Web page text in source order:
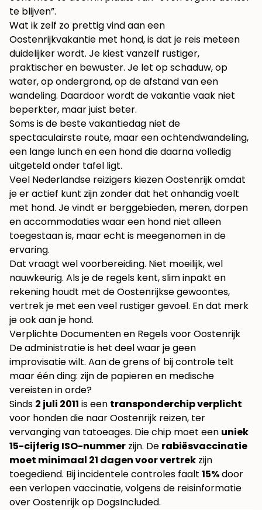
te blijven”.
Wat ik zelf zo prettig vind aan een
Oostenrijkvakantie met hond, is dat je reis meteen
duidelijker wordt. Je kiest vanzelf rustiger,
praktischer en bewuster. Je let op schaduw, op
water, op ondergrond, op de afstand van een
wandeling. Daardoor wordt de vakantie vaak niet
beperkter, maar juist beter.
Soms is de beste vakantiedag niet de
spectaculairste route, maar een ochtendwandeling,
een lange lunch en een hond die daarna volledig
uitgeteld onder tafel ligt.
Veel Nederlandse reizigers kiezen Oostenrijk omdat
je er actief kunt zijn zonder dat het onhandig voelt
met hond. Je vindt er berggebieden, meren, dorpen
en accommodaties waar een hond niet alleen
toegestaan is, maar echt is meegenomen in de
ervaring.
Dat vraagt wel voorbereiding. Niet moeilijk, wel
nauwkeurig. Als je de regels kent, slim inpakt en
rekening houdt met de Oostenrijkse gewoontes,
vertrek je met een veel rustiger gevoel. En dat merk
je ook aan je hond.
Verplichte Documenten en Regels voor Oostenrijk
De administratie is het deel waar je geen
improvisatie wilt. Aan de grens of bij controle telt
maar één ding: zijn de papieren en medische
vereisten in orde?
Sinds 2 juli 2011 is een transponderchip verplicht
voor honden die naar Oostenrijk reizen, ter
vervanging van tatoeages. Die chip moet een uniek
15-cijferig ISO-nummer zijn. De rabiësvaccinatie
moet minimaal 21 dagen voor vertrek zijn
toegediend. Bij incidentele controles faalt 15%door
een verlopen vaccinatie, volgensde reisinformatie
over Oostenrijk op DogsIncluded.